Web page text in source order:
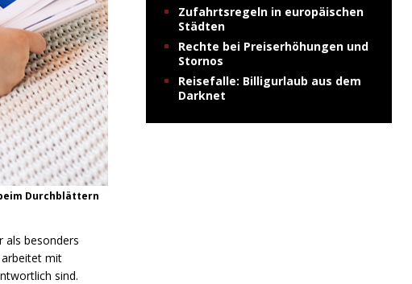
Durchblättern
als besonders
mit
sind.
Zufahrtsregeln in europäischen
Städten
Rechte bei Preiserhöhungen und
Stornos
Reisefalle: Billigurlaub aus dem
Darknet